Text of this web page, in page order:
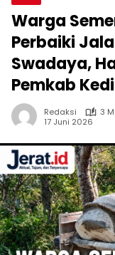
Warga
Perbaiki
Swadaya,
Pemkab
Redaksi
3
17 Juni 2026